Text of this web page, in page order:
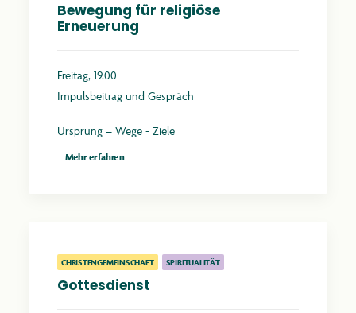
Bewegung für religiöse
Erneuerung
Freitag, 19.00
Impulsbeitrag und Gespräch
Ursprung – Wege - Ziele
Mehr erfahren
CHRISTENGEMEINSCHAFT SPIRITUALITÄT
Gottesdienst